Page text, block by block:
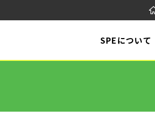
SPEについて